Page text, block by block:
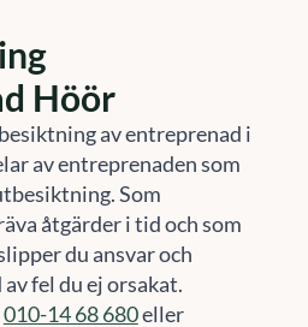
Höör
av entreprenad i
av entreprenaden som
Som
åtgärder i tid och som
du ansvar och
fel du ej orsakat.
010-14 68 680eller